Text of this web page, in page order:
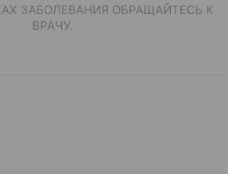
ЗАБОЛЕВАНИЯ ОБРАЩАЙТЕСЬ К
ВРАЧУ.